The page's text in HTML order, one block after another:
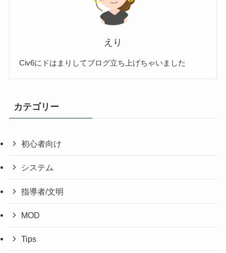
えり
Civ6にドはまりしてブログ立ち上げちゃいました
カテゴリー
初心者向け
システム
指導者/文明
MOD
Tips